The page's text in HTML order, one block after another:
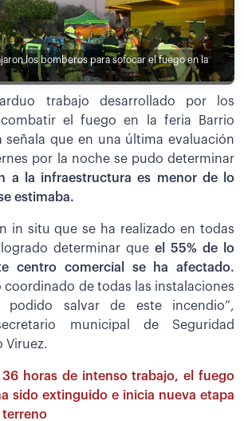
los bomberos para sofocar el fuego en la
trabajo desarrollado por los
el fuego en la feria Barrio
señala que en una última evaluación
por la noche se pudo determinar
a la infraestructura es menor de lo
estimaba.
in situ que se ha realizado en todas
determinar que el 55% de lo
centro comercial se ha afectado.
coordinado de todas las instalaciones
salvar de este incendio”,
municipal de Seguridad
Viruez.
36 horas de intenso trabajo, el fuego
sido extinguido e inicia nueva etapa
terreno